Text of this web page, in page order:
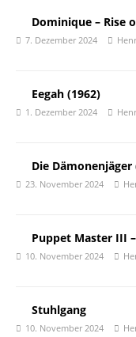
Dominique – Rise
7. Dezember 2024
Eegah (1962)
1. Dezember 2024
Die Dämonenjäger
23. November 2024
Puppet Master III
10. November 2024
Stuhlgang
10. November 2024